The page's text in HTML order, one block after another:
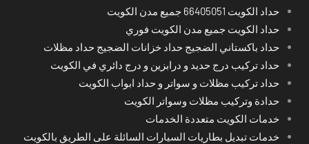
حداد الكويت 66405051 جميع مدن الكويت
حداد الكويت جميع مدن الكويت فوري
حداد باكستاني الضجيج حداد خزانات الضجيج حداد مظلات
حداد تركيب درج حديد و درابزين و درج دائري في الكويت
حداد تركيب مظلات و سواتر و حداد ابواب الكويت
حدادة وتركيب مظلات وسواتر الكويت
خدمات الكويت متعددة الخدمات
خدمات تبديل بطاريات السيارات السائلة على الطريق بالكويت